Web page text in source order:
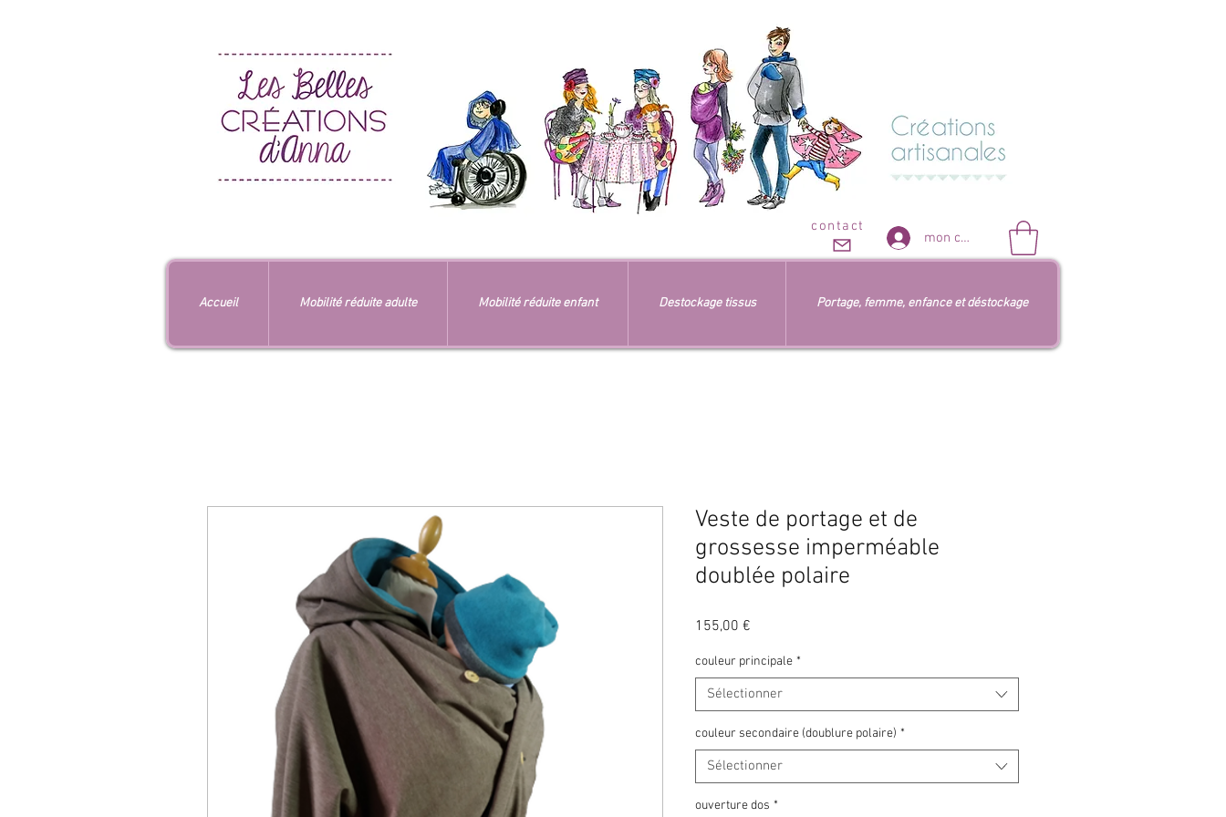
mon compte
contact
Accueil Mobilité réduite adulte Mobilité réduite enfant Destockage tissus Portage, femme, enfance et déstockage
Veste de portage et de
grossesse imperméable
doublée polaire
155,00 €
couleur principale *
Sélectionner
couleur secondaire (doublure polaire) *
Sélectionner
ouverture dos *